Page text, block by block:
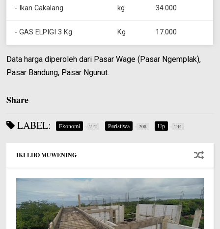
- Ikan Cakalang kg 34.000
- GAS ELPIGI 3 Kg Kg 17.000
Data harga diperoleh dari Pasar Wage (Pasar Ngemplak),
Pasar Bandung, Pasar Ngunut.
Share
LABEL: Ekonomi 212 Peristiwa 208 Up 244
IKI LHO MUWENING